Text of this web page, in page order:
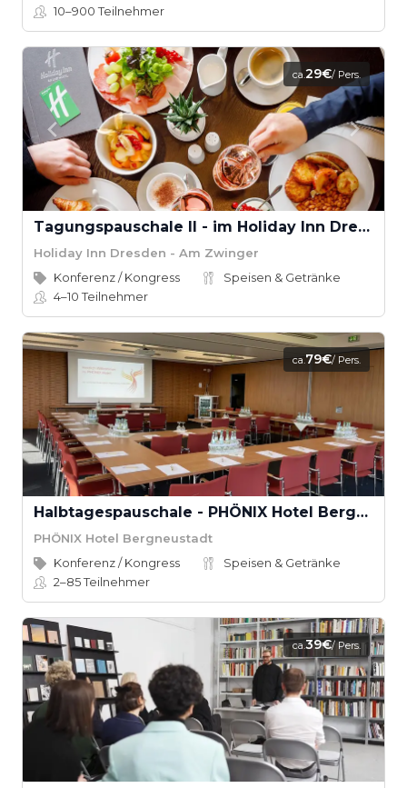
10–900Teilnehmer
ca.29€/ Pers.
Tagungspauschale II - im Holiday Inn Dresden - Am Zwinger
Holiday Inn Dresden - Am Zwinger
Konferenz / Kongress
Speisen & Getränke
4–10Teilnehmer
ca.79€/ Pers.
Halbtagespauschale - PHÖNIX Hotel Bergneustadt
PHÖNIX Hotel Bergneustadt
Konferenz / Kongress
Speisen & Getränke
2–85Teilnehmer
ca.39€/ Pers.